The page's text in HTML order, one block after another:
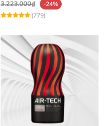
3.223.000₫
-24%
(779)